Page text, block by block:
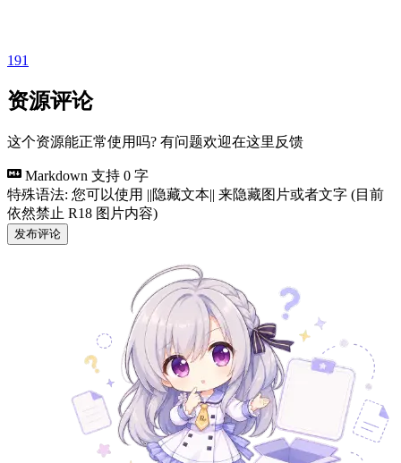
191
资源评论
这个资源能正常使用吗? 有问题欢迎在这里反馈
Markdown 支持 0 字
特殊语法: 您可以使用 ||隐藏文本|| 来隐藏图片或者文字 (目前
依然禁止 R18 图片内容)
发布评论